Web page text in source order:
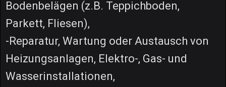
Bodenbelägen (z.B. Teppichboden,
Parkett, Fliesen),
-Reparatur, Wartung oder Austausch von
Heizungsanlagen, Elektro-, Gas- und
Wasserinstallationen,